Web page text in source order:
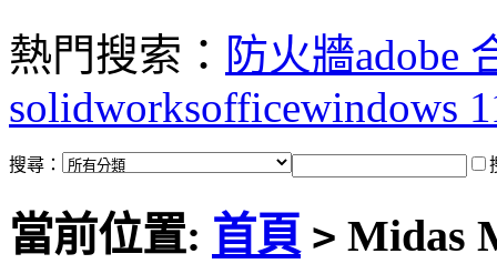
熱門搜索： 防火牆adobe
solidworksofficewindows
搜尋：
當前位置: 首頁 > Midas